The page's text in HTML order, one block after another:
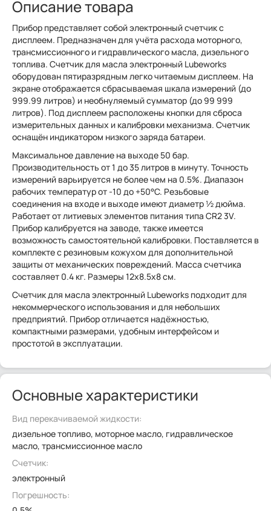
Описание товара
Прибор представляет собой электронный счетчик с
дисплеем. Предназначен для учёта расхода моторного,
трансмиссионного и гидравлического масла, дизельного
топлива. Счетчик для масла электронный Lubeworks
оборудован пятиразрядным легко читаемым дисплеем. На
экране отображается сбрасываемая шкала измерений (до
999.99 литров) и необнуляемый сумматор (до 99 999
литров). Под дисплеем расположены кнопки для сброса
измерительных данных и калибровки механизма. Счетчик
оснащён индикатором низкого заряда батареи.
Максимальное давление на выходе 50 бар.
Производительность от 1 до 35 литров в минуту. Точность
измерений варьируется не более чем на 0.5%. Диапазон
рабочих температур от -10 до +50°С. Резьбовые
соединения на входе и выходе имеют диаметр ½ дюйма.
Работает от литиевых элементов питания типа CR2 3V.
Прибор калибруется на заводе, также имеется
возможность самостоятельной калибровки. Поставляется в
комплекте с резиновым кожухом для дополнительной
защиты от механических повреждений. Масса счетчика
составляет 0.4 кг. Размеры 12х8.5х8 см.
Счетчик для масла электронный Lubeworks подходит для
некоммерческого использования и для небольших
предприятий. Прибор отличается надёжностью,
компактными размерами, удобным интерфейсом и
простотой в эксплуатации.
Основные характеристики
Вид перекачиваемой жидкости:
дизельное топливо, моторное масло, гидравлическое
масло, трансмиссионное масло
Счетчик:
электронный
Погрешность: